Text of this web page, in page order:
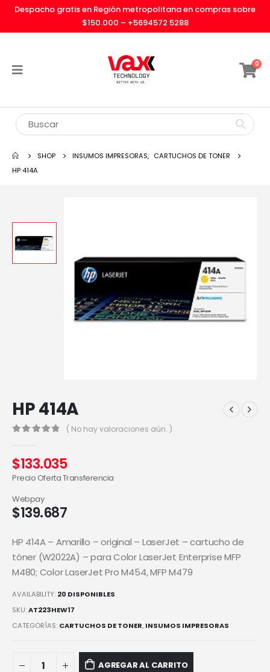
Despacho gratis en Región metropolitana en compras sobre
$150.000 – +5694572 5288
0
SHOP INSUMOS IMPRESORAS, CARTUCHOS DE TONER
HP 414A
HP 414A
( No hay valoraciones aún. )
$133.035
Precio Oferta Transferencia
$139.687
Webpay
HP 414A – Amarillo – original – LaserJet – cartucho de
tóner (W2022A) – para Color LaserJet Enterprise MFP
M480; Color LaserJet Pro M454, MFP M479
AVAILABILITY: 20 DISPONIBLES
SKU:AT223HEW17
CATEGORÍAS: CARTUCHOS DE TONER, INSUMOS IMPRESORAS
AGREGAR AL CARRITO